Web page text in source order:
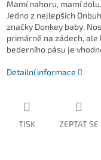
Mamí nahoru, mamí
Jedno z nejlepších
značky Donkey baby.
primárně na zádech, ale
bederního pásu je
Detailní informace
TISK ZEPTAT SE